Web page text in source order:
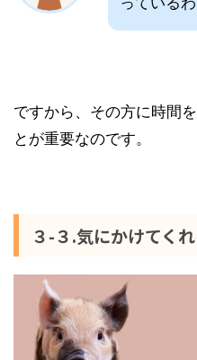
ですから、その方に時間
とが重要なのです。
３-３.気にかけてく